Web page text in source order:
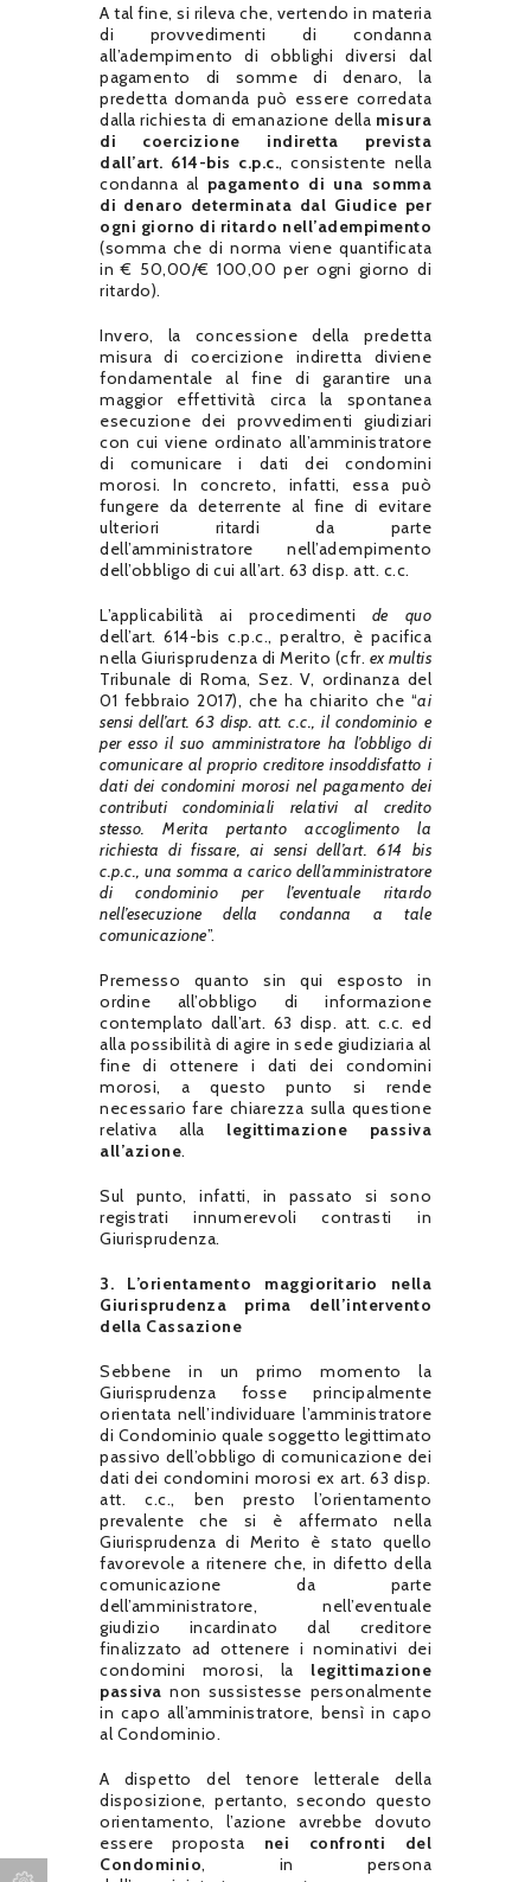
A tal fine, si rileva che, vertendo in materia
di provvedimenti di condanna
all’adempimento di obblighi diversi dal
pagamento di somme di denaro, la
predetta domanda può essere corredata
dalla richiesta di emanazione della misura
di coercizione indiretta prevista
dall’art. 614-bis c.p.c., consistente nella
condanna al pagamento di una somma
di denaro determinata dal Giudice per
ogni giorno di ritardo nell’adempimento
(somma che di norma viene quantificata
in € 50,00/€ 100,00 per ogni giorno di
ritardo).
Invero, la concessione della predetta
misura di coercizione indiretta diviene
fondamentale al fine di garantire una
maggior effettività circa la spontanea
esecuzione dei provvedimenti giudiziari
con cui viene ordinato all’amministratore
di comunicare i dati dei condomini
morosi. In concreto, infatti, essa può
fungere da deterrente al fine di evitare
ulteriori ritardi da parte
dell’amministratore nell’adempimento
dell’obbligo di cui all’art. 63 disp. att. c.c.
L’applicabilità ai procedimenti de quo
dell’art. 614-bis c.p.c., peraltro, è pacifica
nella Giurisprudenza di Merito (cfr. ex multis
Tribunale di Roma, Sez. V, ordinanza del
01 febbraio 2017), che ha chiarito che “ai
sensi dell’art. 63 disp. att. c.c., il condominio e
per esso il suo amministratore ha l’obbligo di
comunicare al proprio creditore insoddisfatto i
dati dei condomini morosi nel pagamento dei
contributi condominiali relativi al credito
stesso. Merita pertanto accoglimento la
richiesta di fissare, ai sensi dell’art. 614 bis
c.p.c., una somma a carico dell’amministratore
di condominio per l’eventuale ritardo
nell’esecuzione della condanna a tale
comunicazione”.
Premesso quanto sin qui esposto in
ordine all’obbligo di informazione
contemplato dall’art. 63 disp. att. c.c. ed
alla possibilità di agire in sede giudiziaria al
fine di ottenere i dati dei condomini
morosi, a questo punto si rende
necessario fare chiarezza sulla questione
relativa alla legittimazione passiva
all’azione.
Sul punto, infatti, in passato si sono
registrati innumerevoli contrasti in
Giurisprudenza.
3. L’orientamento maggioritario nella
Giurisprudenza prima dell’intervento
della Cassazione
Sebbene in un primo momento la
Giurisprudenza fosse principalmente
orientata nell’individuare l’amministratore
di Condominio quale soggetto legittimato
passivo dell’obbligo di comunicazione dei
dati dei condomini morosi ex art. 63 disp.
att. c.c., ben presto l’orientamento
prevalente che si è affermato nella
Giurisprudenza di Merito è stato quello
favorevole a ritenere che, in difetto della
comunicazione da parte
dell’amministratore, nell’eventuale
giudizio incardinato dal creditore
finalizzato ad ottenere i nominativi dei
condomini morosi, la legittimazione
passiva non sussistesse personalmente
in capo all’amministratore, bensì in capo
al Condominio.
A dispetto del tenore letterale della
disposizione, pertanto, secondo questo
orientamento, l’azione avrebbe dovuto
essere proposta nei confronti del
Condominio, in persona